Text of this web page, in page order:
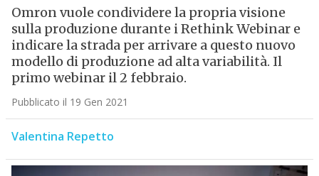
Omron vuole condividere la propria visione
sulla produzione durante i Rethink Webinar e
indicare la strada per arrivare a questo nuovo
modello di produzione ad alta variabilità. Il
primo webinar il 2 febbraio.
Pubblicato il 19 Gen 2021
Valentina Repetto